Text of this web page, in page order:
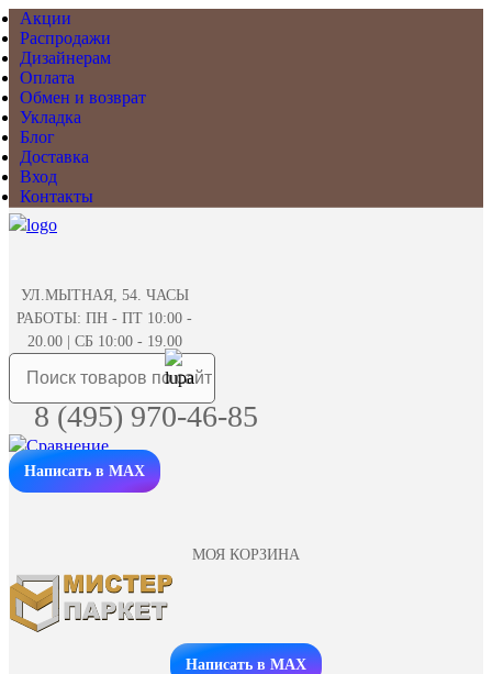
Акции
Распродажи
Дизайнерам
Оплата
Обмен и возврат
Укладка
Блог
Доставка
Вход
Контакты
УЛ.МЫТНАЯ, 54. ЧАСЫ
РАБОТЫ: ПН - ПТ 10:00 -
20.00 | СБ 10:00 - 19.00
8 (495) 970-46-85
Написать в MAX
МОЯ КОРЗИНА
Заказать звонок
Написать в MAX